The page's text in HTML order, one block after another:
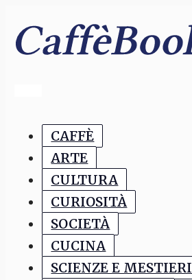
CAFFÈ
ARTE
CULTURA
CURIOSITÀ
SOCIETÀ
CUCINA
SCIENZE E MESTIERI